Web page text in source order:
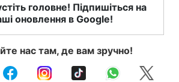
головне! Підпишіться на
оновлення в Google!
нас там, де вам зручно!